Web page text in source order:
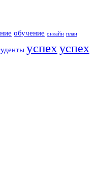
обучение онлайн план
успехуспех